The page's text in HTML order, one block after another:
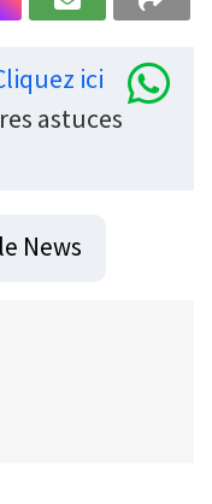
ici
astuces
News